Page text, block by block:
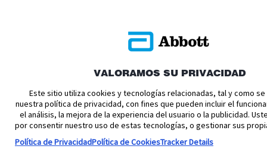
VALORAMOS SU PRIVACIDAD
Este sitio utiliza cookies y tecnologías relacionadas, tal y como
nuestra política de privacidad, con fines que pueden incluir el
el análisis, la mejora de la experiencia del usuario o la publicidad.
por consentir nuestro uso de estas tecnologías, o gestionar sus
Política de PrivacidadPolítica de CookiesTracker Details